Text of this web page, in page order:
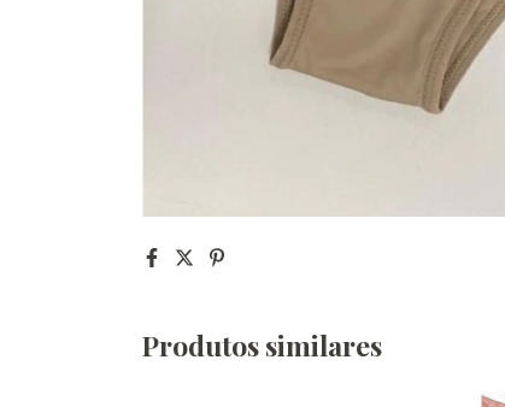
Produtos similares